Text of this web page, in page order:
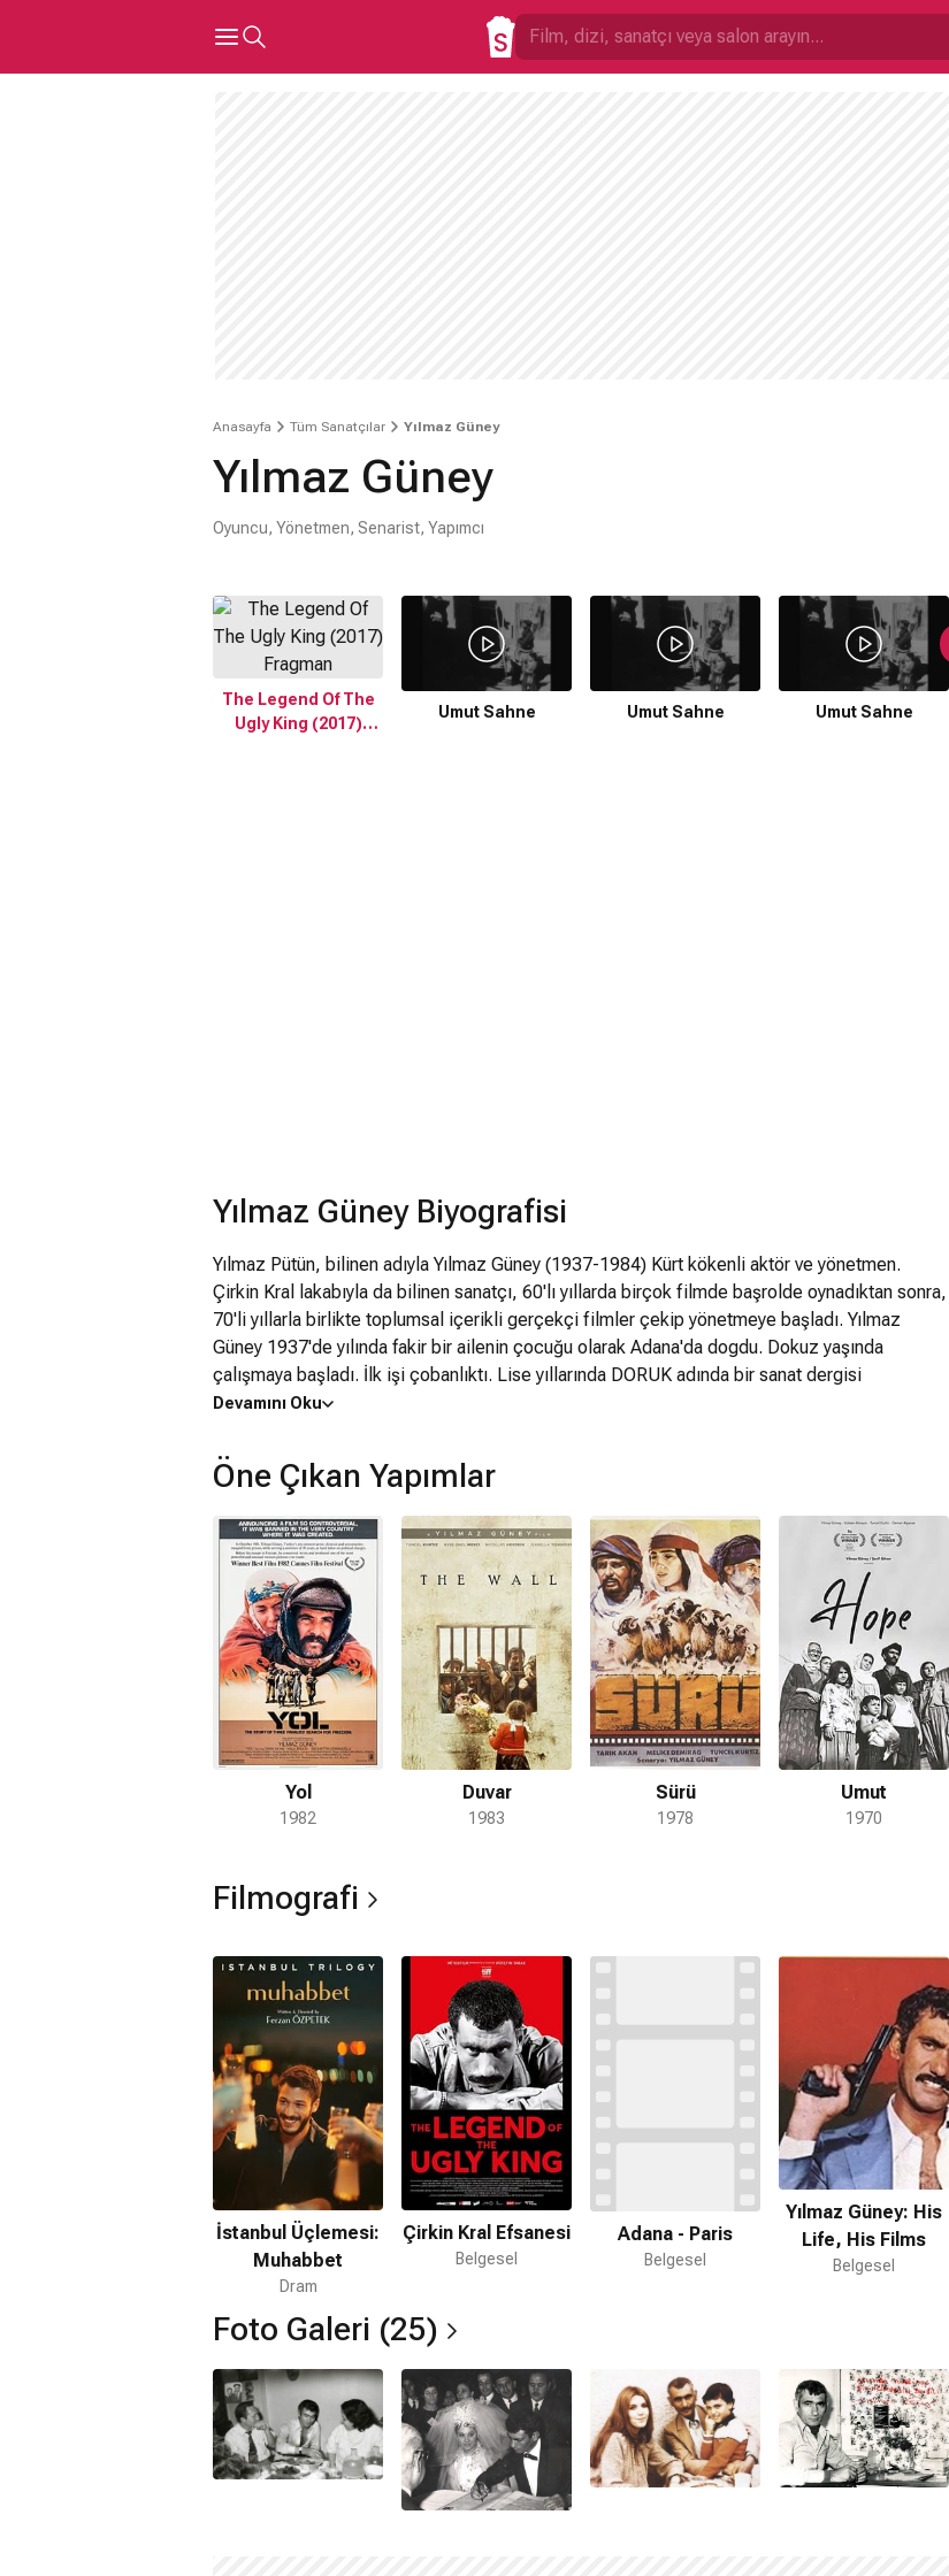
Anasayfa Tüm Sanatçılar Yılmaz Güney
Yılmaz Güney
Oyuncu, Yönetmen, Senarist, Yapımcı
The Legend Of The
Ugly King (2017)
Umut Sahne Umut Sahne Umut Sahne
Yılmaz Güney Biyografisi
Yılmaz Pütün, bilinen adıyla Yılmaz Güney (1937-1984) Kürt kökenli aktör ve yönetmen.
Çirkin Kral lakabıyla da bilinen sanatçı, 60'lı yıllarda birçok filmde başrolde oynadıktan sonra,
70'li yıllarla birlikte toplumsal içerikli gerçekçi filmler çekip yönetmeye başladı. Yılmaz
Güney 1937'de yılında fakir bir ailenin çocuğu olarak Adana'da dogdu. Dokuz yaşında
çalışmaya başladı. İlk işi çobanlıktı. Lise yıllarında DORUK adında bir sanat dergisi
çıkarttı.Hikayesinden ötürü 1955 yılında gözaltına alındı ve hakkında dava açıldı.1957 yılında
1964 yılında dönemin ünlü sinema yıldızı Nebahat Çehre ile evlendi ve bu evlilik 4.5 yıl sonra
boşanmayla sonuçlandı. 1968 yılında askere gitti. 1971 mayısında ülkedeki birçok aydın,
yazar, sanatçı gibi gözaltına alındı, ancak genel afla serbest kaldı. Bu dönemde tanıştığı
kendisinden 15 yaş küçük Fatoş Güney ile 1972'de evlendi. Bu birliktelikten 1971'de Yılmaz
adında bir oğulları oldu. 1974 Eylül'ünde Endişe adlı filmin çekimi için bulunduğu Adana'nın
Yumurtalık ilçesinde ilçe savcı Sefa Mutlu'yu öldürülmesi nedeniyle 19 yıl ceza aldı. 1976
yılında Kayseri cezaevindeyken babasını kaybetti. Cezaevindeyken Güney adlı bir kültür
sanat dergisi çıkardı, fakat sıkı yönetimin tekrar gelmesiyle dergi, on üçüncü sayısında
kapatıldı ve hakkında yazdıklarından ötürü on ayrı dava daha açıldı. Hapiste bulunduğu
dönemde üretken bir görüntü çizdi, 1978'de Sürü ve 1979'da Düşman filmlerinin
senaryosunu hapiste yazdı. İki filmi de Zeki Ökten yönetti. 1981 Ekimi'nde izinli olarak çıktıgı
Isparta yarı açık cezaevinden önce İsviçre, ardından Fransa'ya kaçtı. Senaryosunu yine
hapisteyken yazdığı ve Şerif Gören'in yönettiği 1982 yapımı Yol filmi, 1982 Cannes Film
Festivali'nde Altın Palmiye kazandı. Ödülü Güney bizzat aldı. 1983'te Duvar adlı son filmini
hayatını kaybetti. Cenazesi Paris'in ünlü mezarlığı Pere Lachaise'e gömüldü. Yılmaz Güney'in
Pütün, halen Fransa'da yaşamakta ve orada pedagog olarak çalışmaktadır.
Devamını Oku
Öne Çıkan Yapımlar
Yol
1982
Duvar
1983
Sürü
1978
Umut
1970
Filmografi
İstanbul Üçlemesi:
Muhabbet
Dram
Çirkin Kral Efsanesi
Belgesel
Adana - Paris
Belgesel
Yılmaz Güney: His
Life, His Films
Belgesel
Foto Galeri (25)